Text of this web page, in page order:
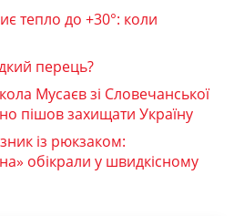
тепло до +30°: коли
перець?
Мусаєв зі Словечанської
пішов захищати Україну
із рюкзаком:
обікрали у швидкісному